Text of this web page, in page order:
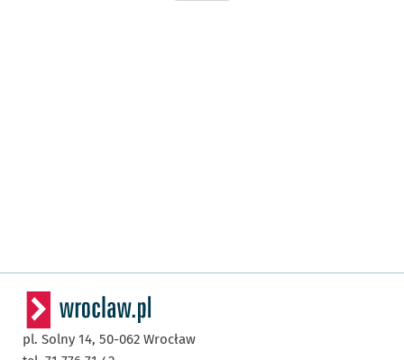
pl. Solny 14, 50-062 Wrocław